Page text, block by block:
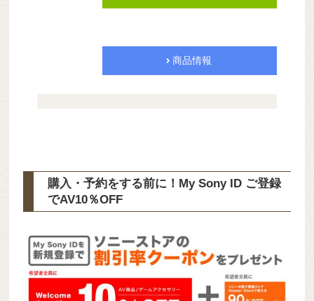
商品情報
購入・予約をする前に！My Sony ID ご登録
でAV10％OFF